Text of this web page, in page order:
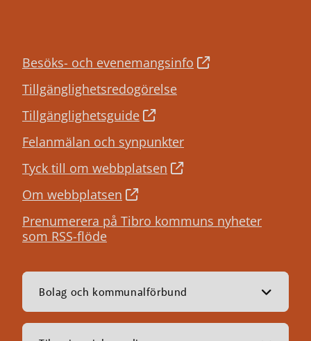
Besöks- och evenemangsinfo
Tillgänglighetsredogörelse
Tillgänglighetsguide
Felanmälan och synpunkter
Tyck till om webbplatsen
Om webbplatsen
Prenumerera på Tibro kommuns nyheter
som RSS-flöde
Bolag och kommunalförbund